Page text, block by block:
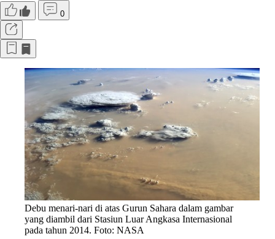
0
Debu menari-nari di atas Gurun Sahara dalam gambar
yang diambil dari Stasiun Luar Angkasa Internasional
pada tahun 2014. Foto: NASA